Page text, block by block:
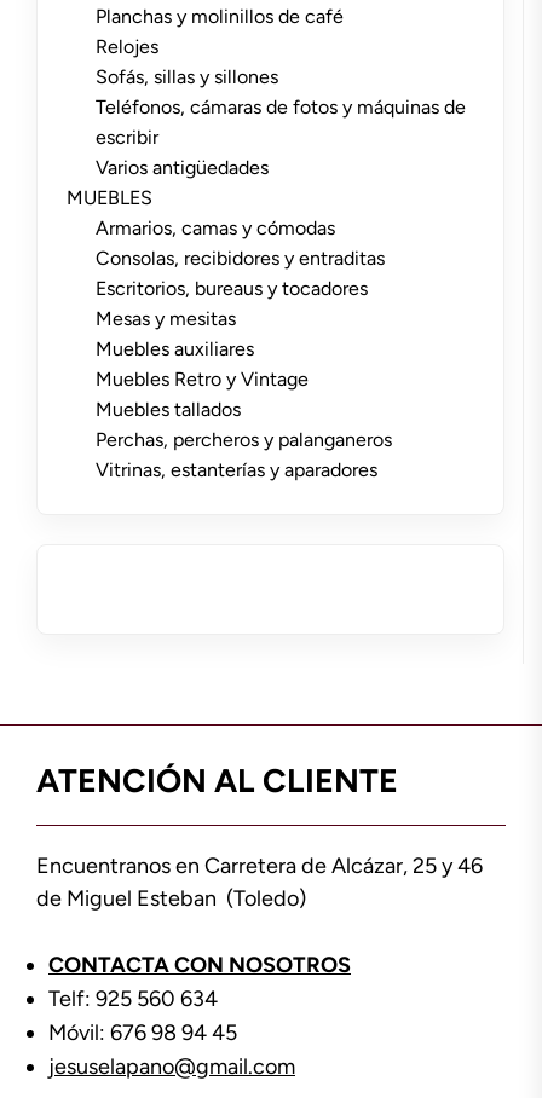
Planchas y molinillos de café
Relojes
Sofás, sillas y sillones
Teléfonos, cámaras de fotos y máquinas de
escribir
Varios antigüedades
MUEBLES
Armarios, camas y cómodas
Consolas, recibidores y entraditas
Escritorios, bureaus y tocadores
Mesas y mesitas
Muebles auxiliares
Muebles Retro y Vintage
Muebles tallados
Perchas, percheros y palanganeros
Vitrinas, estanterías y aparadores
ATENCIÓN AL CLIENTE
Encuentranos en Carretera de Alcázar, 25 y 46
de Miguel Esteban (Toledo)
CONTACTA CON NOSOTROS
Telf: 925 560 634
Móvil: 676 98 94 45
jesuselapano@gmail.com